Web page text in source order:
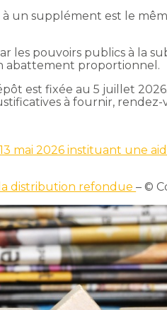
un supplément est le
les pouvoirs publics à la
abattement proportionnel.
est fixée au 5 juillet
à fournir,
mai 2026 instituant une
la distribution refondue– ©